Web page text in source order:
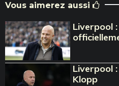
Vous aimerez aussi
Liverpool
Liverpool
Klopp